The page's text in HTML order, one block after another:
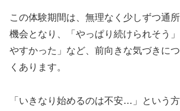
この体験期間は、無理なく少しずつ通
機会となり、「やっぱり続けられそう
やすかった」など、前向きな気づきに
くあります。
「いきなり始めるのは不安…」という